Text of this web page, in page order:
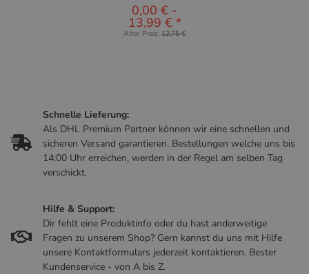
0,00 € -
13,99 € *
Alter Preis: 12,75 €
Schnelle Lieferung:
Als DHL Premium Partner können wir eine schnellen und
sicheren Versand garantieren. Bestellungen welche uns bis
14:00 Uhr erreichen, werden in der Regel am selben Tag
verschickt.
Hilfe & Support:
Dir fehlt eine Produktinfo oder du hast anderweitige
Fragen zu unserem Shop? Gern kannst du uns mit Hilfe
unsere Kontaktformulars jederzeit kontaktieren. Bester
Kundenservice - von A bis Z.